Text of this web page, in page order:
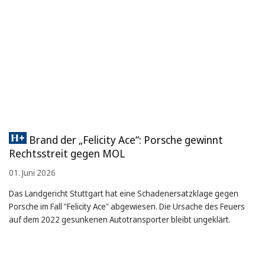
Brand der „Felicity Ace“: Porsche gewinnt
Rechtsstreit gegen MOL
01. Juni 2026
Das Landgericht Stuttgart hat eine Schadenersatzklage gegen
Porsche im Fall "Felicity Ace" abgewiesen. Die Ursache des Feuers
auf dem 2022 gesunkenen Autotransporter bleibt ungeklärt.